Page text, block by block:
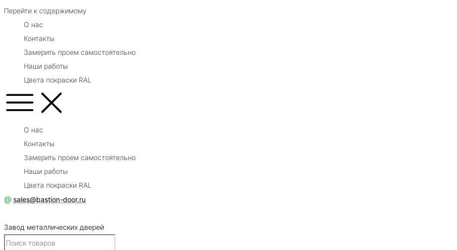
Перейти к содержимому
О нас
Контакты
Замерить проем самостоятельно
Наши работы
Цвета покраски RAL
О нас
Контакты
Замерить проем самостоятельно
Наши работы
Цвета покраски RAL
@ sales@bastion-door.ru
Завод металлических дверей